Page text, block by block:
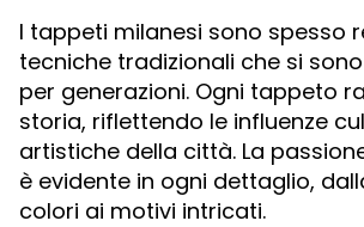
I tappeti milanesi sono spesso
tecniche tradizionali che si
per generazioni. Ogni tappeto
storia, riflettendo le influenze
artistiche della città. La
è evidente in ogni dettaglio,
colori ai motivi intricati.